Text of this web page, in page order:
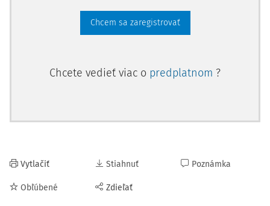
Chcem sa zaregistrovať
Chcete vedieť viac o predplatnom ?
Vytlačiť
Obľúbené
Stiahnuť
Zdieľať
Poznámka